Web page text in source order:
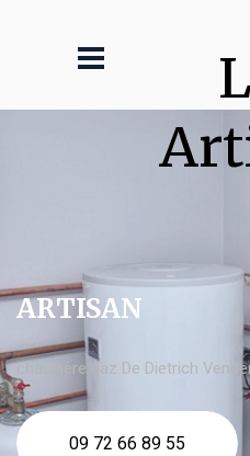
ARTISAN
chaudière gaz De Dietrich
09 72 66 89 55